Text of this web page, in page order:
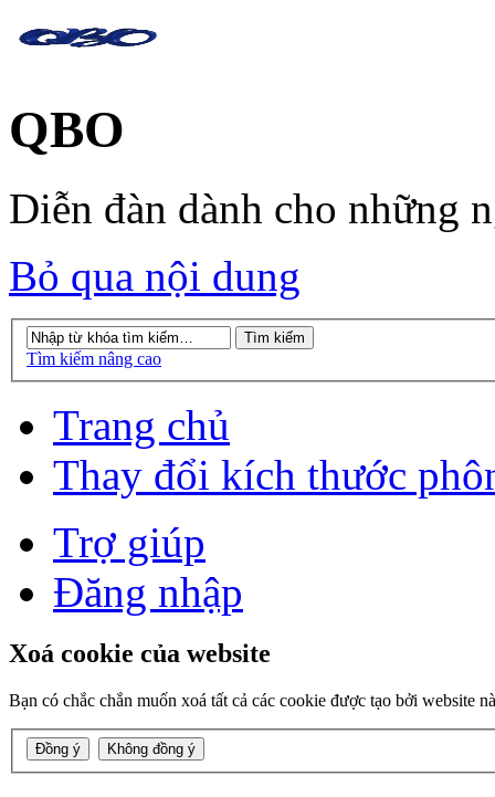
QBO
Diễn đàn dành cho những
Bỏ qua nội dung
Tìm kiếm nâng cao
Trang chủ
Thay đổi kích thước
Trợ giúp
Đăng nhập
Xoá cookie của website
Bạn có chắc chắn muốn xoá tất cả các cookie được tạo bởi website